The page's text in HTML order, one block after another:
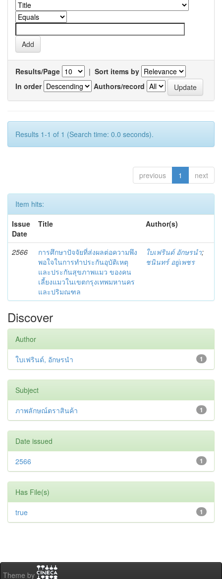
Results/Page | Sort items by
In order
Authors/record
Results 1-1 of 1 (Search time: 0.0 seconds).
previous 1 next
Item hits:
Issue
Date
Title Author(s)
2566
การศึกษาปัจจัยที่ส่งผลต่อความพึง
พอใจในการทำประกันอุบัติเหตุ
และประกันสุขภาพแมว ของคน
เลี้ยงแมวในเขตกรุงเทพมหานคร
และปริมณฑล
ใบเฟรินด์ อักษรนำ;
ชนินทร์ อยู่เพชร
Discover
Author
1
ใบเฟรินด์, อักษรนำ
Subject
1
ภาพลักษณ์ตราสินค้า
Date issued
1
2566
Has File(s)
1
true
Theme by